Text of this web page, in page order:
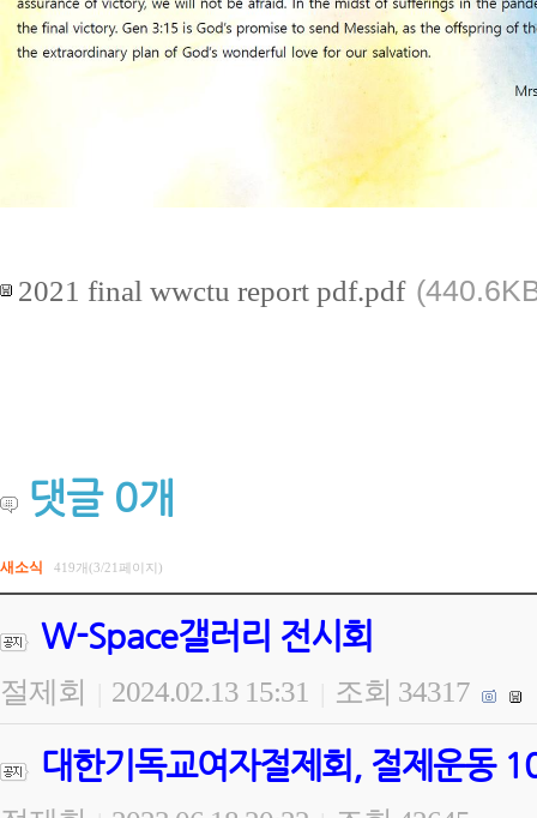
2021 final wwctu report pdf.pdf
댓글 0개
새소식 419개(3/21페이지)
W-Space갤러리 전시회
절제회 2024.02.13 15:31 조회 34317
대한기독교여자절제회, 절제운동